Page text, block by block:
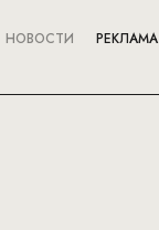
НОВОСТИ РЕКЛАМА